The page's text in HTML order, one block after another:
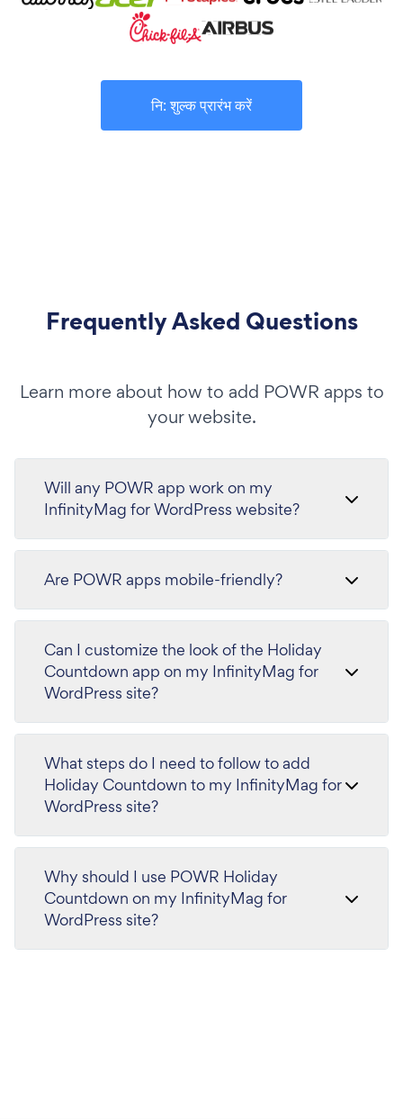
नि: शुल्क प्रारंभ करें
Frequently Asked Questions
Learn more about how to add POWR apps to
your website.
Will any POWR app work on my
InfinityMag for WordPress website?
Are POWR apps mobile-friendly?
Can I customize the look of the Holiday
Countdown app on my InfinityMag for
WordPress site?
What steps do I need to follow to add
Holiday Countdown to my InfinityMag for
WordPress site?
Why should I use POWR Holiday
Countdown on my InfinityMag for
WordPress site?